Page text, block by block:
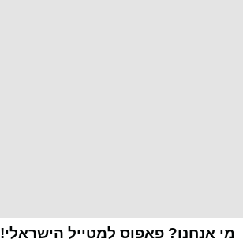
מי אנחנו? פאפוס למטייל הישראלי!